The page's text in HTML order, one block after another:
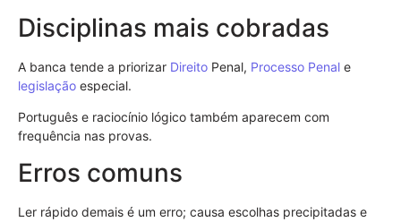
Disciplinas mais cobradas
A banca tende a priorizar Direito Penal, Processo Penal e
legislação especial.
Português e raciocínio lógico também aparecem com
frequência nas provas.
Erros comuns
Ler rápido demais é um erro; causa escolhas precipitadas e